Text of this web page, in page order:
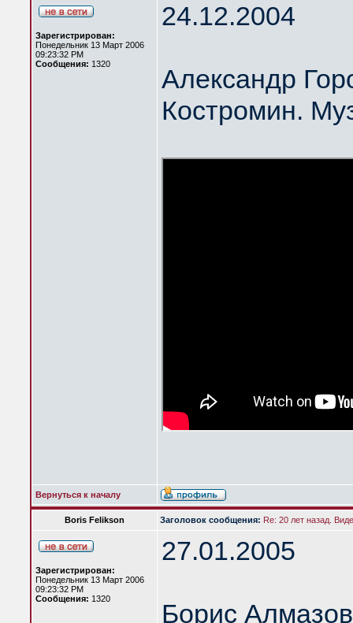
Зарегистрирован:
Понедельник 13 Март 2006
09:23:32 PM
Сообщения: 1320
24.12.2004
Александр
Костромин.
Вернуться к началу
Boris Felikson Заголовок сообщения: Re: 20 лет назад.
Зарегистрирован:
Понедельник 13 Март 2006
09:23:32 PM
Сообщения: 1320
27.01.2005
Борис